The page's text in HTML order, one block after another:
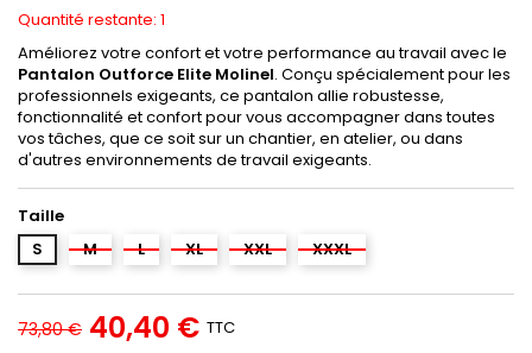
Quantité restante: 1
Améliorez votre confort et votre performance au travail avec le
Pantalon Outforce Elite Molinel. Conçu spécialement pour les
professionnels exigeants, ce pantalon allie robustesse,
fonctionnalité et confort pour vous accompagner dans toutes
vos tâches, que ce soit sur un chantier, en atelier, ou dans
d'autres environnements de travail exigeants.
Taille
S
M L XL XXL XXXL
73,80 € 40,40 € TTC